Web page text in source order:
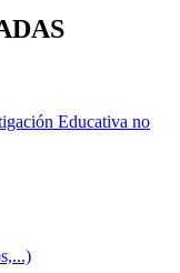
Educativa no